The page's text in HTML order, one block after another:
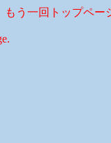
う一回トップペー